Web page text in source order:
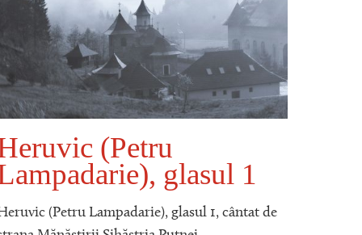
(Petru
glasul 1
(Petru Lampadarie), glasul 1, cântat de